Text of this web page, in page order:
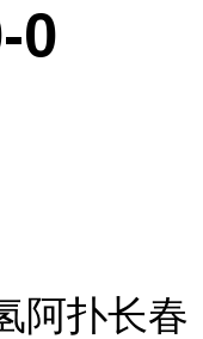
0
阿扑长春